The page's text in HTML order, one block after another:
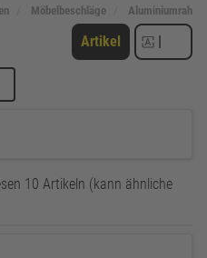
Möbelbeschläge
Artikel |
10 Artikeln (kann ähnliche